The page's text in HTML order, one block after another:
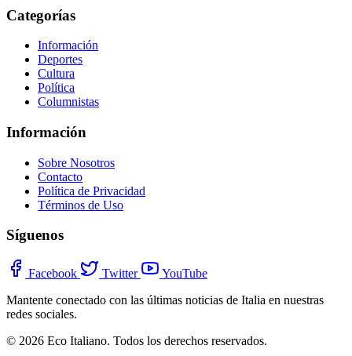
Categorías
Información
Deportes
Cultura
Política
Columnistas
Información
Sobre Nosotros
Contacto
Política de Privacidad
Términos de Uso
Síguenos
Facebook Twitter
YouTube
Mantente conectado con las últimas noticias de Italia en nuestras
redes sociales.
© 2026 Eco Italiano. Todos los derechos reservados.